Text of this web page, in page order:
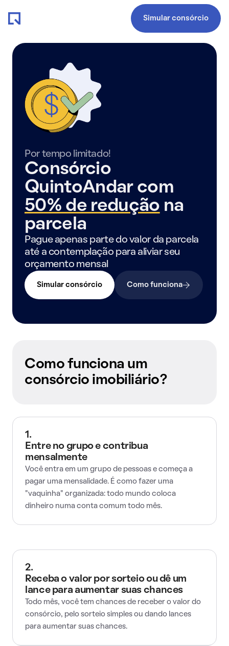
Simular consórcio
Por tempo limitado!
Consórcio
QuintoAndar com
50% de redução na
parcela
Pague apenas parte do valor da parcela
até a contemplação para aliviar seu
orçamento mensal
Simular consórcio Como funciona
Como funciona um
consórcio imobiliário?
1.
Entre no grupo e contribua
mensalmente
Você entra em um grupo de pessoas e começa a
pagar uma mensalidade. É como fazer uma
"vaquinha" organizada: todo mundo coloca
dinheiro numa conta comum todo mês.
2.
Receba o valor por sorteio ou dê um
lance para aumentar suas chances
Todo mês, você tem chances de receber o valor do
consórcio, pelo sorteio simples ou dando lances
para aumentar suas chances.